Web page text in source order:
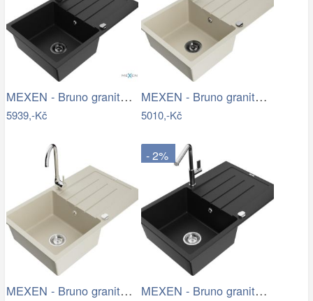
MEXEN - Bruno granitový dřez 1 s…
5939,-Kč
MEXEN - Bruno granitový dřez 1 s…
5010,-Kč
MEXEN - Bruno granitový dřez s…
- 2%
MEXEN - Bruno granitový dřez 1 s…